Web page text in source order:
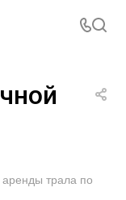
аренды трала по